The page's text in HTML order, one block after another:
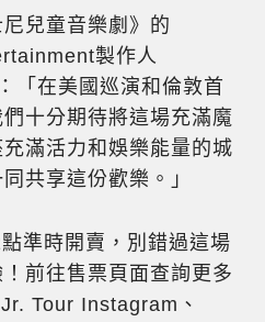
兒童音樂劇》的
製作人
「在美國巡演和倫敦首
十分期待將這場充滿魔
滿活力和娛樂能量的城
共享這份歡樂。」
準時開賣，別錯過這場
前往售票頁面查詢更多
Tour Instagram、